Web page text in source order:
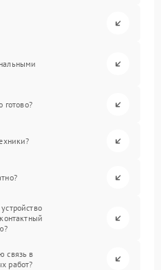
готово?
связь в
работ?